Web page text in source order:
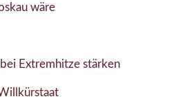
wäre
Extremhitze stärken